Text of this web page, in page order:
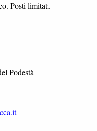
Posti limitati.
Podestà